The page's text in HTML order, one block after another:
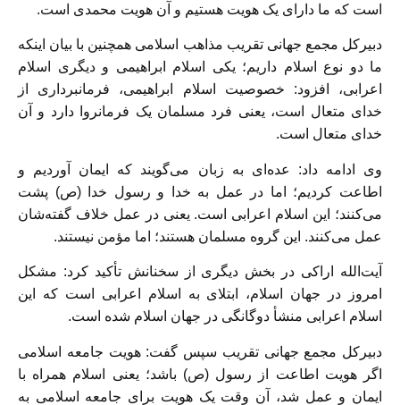
است که ما دارای یک هویت هستیم و آن هویت محمدی است.
دبیرکل مجمع جهانی تقریب مذاهب اسلامی همچنین با بیان اینکه
ما دو نوع اسلام داریم؛ یکی اسلام ابراهیمی و دیگری اسلام
اعرابی، افزود: خصوصیت اسلام ابراهیمی، فرمانبرداری از
خدای متعال است، یعنی فرد مسلمان یک فرمانروا دارد و آن
خدای متعال است.
وی ادامه داد: عده‌ای به زبان می‌گویند که ایمان آوردیم و
اطاعت کردیم؛ اما در عمل به خدا و رسول خدا (ص) پشت
می‌کنند؛ این اسلام اعرابی است. یعنی در عمل خلاف گفته‌شان
عمل می‌کنند. این گروه مسلمان هستند؛ اما مؤمن نیستند.
آیت‌الله اراکی در بخش دیگری از سخنانش تأکید کرد: مشکل
امروز در جهان اسلام، ابتلای به اسلام اعرابی است که این
اسلام اعرابی منشأ دوگانگی در جهان اسلام شده است.
دبیرکل مجمع جهانی تقریب سپس گفت: هویت جامعه اسلامی
اگر هویت اطاعت از رسول (ص) باشد؛ یعنی اسلام همراه با
ایمان و عمل شد، آن وقت یک هویت برای جامعه اسلامی به